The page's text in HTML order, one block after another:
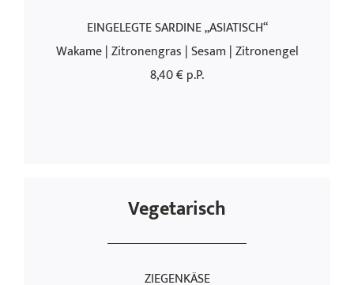
EINGELEGTE SARDINE „ASIATISCH“
Wakame | Zitronengras | Sesam | Zitronengel
8,40 € p.P.
Vegetarisch
ZIEGENKÄSE